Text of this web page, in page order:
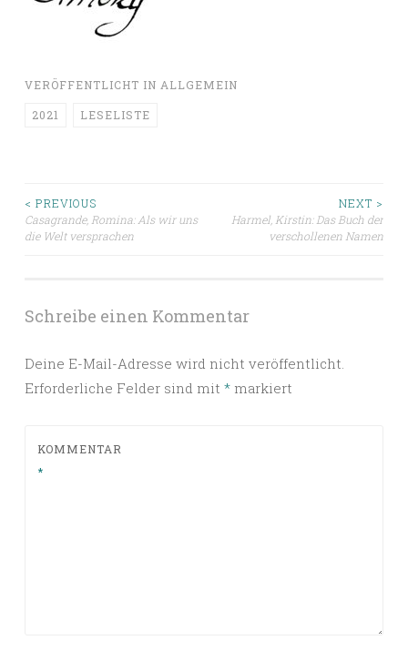
VERÖFFENTLICHT IN ALLGEMEIN
2021 LESELISTE
Beitragsnavigation
< PREVIOUS
Casagrande, Romina: Als wir uns
die Welt versprachen
NEXT >
Harmel, Kirstin: Das Buch der
verschollenen Namen
Schreibe einen Kommentar
Deine E-Mail-Adresse wird nicht veröffentlicht.
Erforderliche Felder sind mit * markiert
KOMMENTAR
*